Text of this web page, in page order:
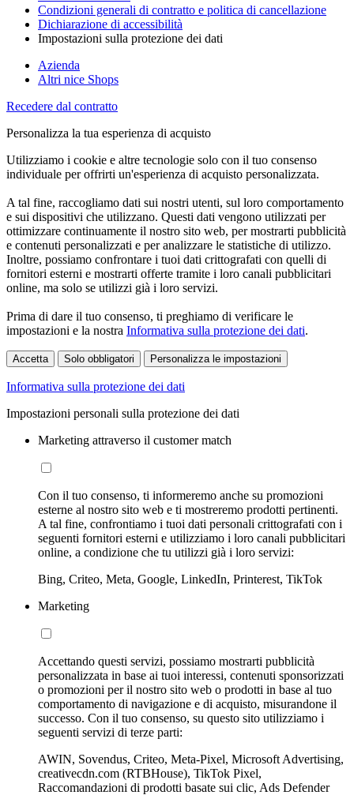
Condizioni generali di contratto e politica di cancellazione
Dichiarazione di accessibilità
Impostazioni sulla protezione dei dati
Azienda
Altri nice Shops
Recedere dal contratto
Personalizza la tua esperienza di acquisto
Utilizziamo i cookie e altre tecnologie solo con il tuo consenso
individuale per offrirti un'esperienza di acquisto personalizzata.
A tal fine, raccogliamo dati sui nostri utenti, sul loro comportamento
e sui dispositivi che utilizzano. Questi dati vengono utilizzati per
ottimizzare continuamente il nostro sito web, per mostrarti pubblicità
e contenuti personalizzati e per analizzare le statistiche di utilizzo.
Inoltre, possiamo confrontare i tuoi dati crittografati con quelli di
fornitori esterni e mostrarti offerte tramite i loro canali pubblicitari
online, ma solo se utilizzi già i loro servizi.
Prima di dare il tuo consenso, ti preghiamo di verificare le
impostazioni e la nostra Informativa sulla protezione dei dati.
Accetta Solo obbligatori Personalizza le impostazioni
Informativa sulla protezione dei dati
Impostazioni personali sulla protezione dei dati
Marketing attraverso il customer match
Con il tuo consenso, ti informeremo anche su promozioni
esterne al nostro sito web e ti mostreremo prodotti pertinenti.
A tal fine, confrontiamo i tuoi dati personali crittografati con i
seguenti fornitori esterni e utilizziamo i loro canali pubblicitari
online, a condizione che tu utilizzi già i loro servizi:
Bing, Criteo, Meta, Google, LinkedIn, Printerest, TikTok
Marketing
Accettando questi servizi, possiamo mostrarti pubblicità
personalizzata in base ai tuoi interessi, contenuti sponsorizzati
o promozioni per il nostro sito web o prodotti in base al tuo
comportamento di navigazione e di acquisto, misurandone il
successo. Con il tuo consenso, su questo sito utilizziamo i
seguenti servizi di terze parti:
AWIN, Sovendus, Criteo, Meta-Pixel, Microsoft Advertising,
creativecdn.com (RTBHouse), TikTok Pixel,
Raccomandazioni di prodotti basate sui clic, Ads Defender